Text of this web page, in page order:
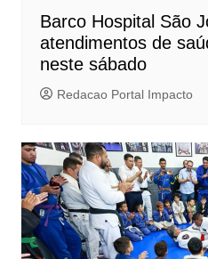
Barco Hospital São
atendimentos de
neste sábado
Redacao Portal Impacto